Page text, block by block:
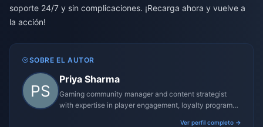
soporte 24/7 y sin complicaciones. ¡Recarga ahora y vuelve a
la acción!
SOBRE EL AUTOR
Priya Sharma
Gaming community manager and content strategist
with expertise in player engagement, loyalty programs,
Ver perfil completo →